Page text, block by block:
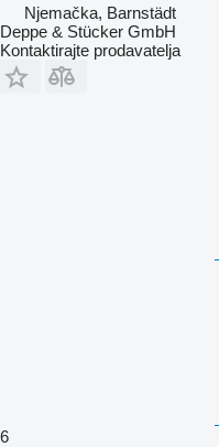
Njemačka, Barnstädt
Deppe & Stücker GmbH
Kontaktirajte prodavatelja
6